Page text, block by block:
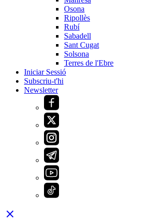
Osona
Ripollès
Rubí
Sabadell
Sant Cugat
Solsona
Terres de l'Ebre
Iniciar Sessió
Subscriu-t'hi
Newsletter
close